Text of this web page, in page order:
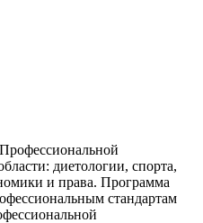
диетологии, спорта,
и права. Программа
стандартам